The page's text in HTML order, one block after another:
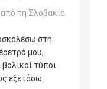
τη Σλοβακία
στη
μου,
τύποι
εξετάσω.